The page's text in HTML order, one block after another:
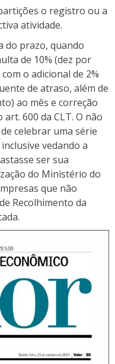
o registro ou a
atividade.
do prazo, quando
de 10% (dez por
o adicional de 2%
de atraso, além de
ao mês e correção
600 da CLT. O não
celebrar uma série
vedando a
ser sua
do Ministério do
que não
Recolhimento da